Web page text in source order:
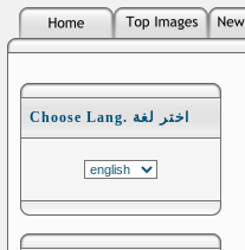
Choose Lang. اختر لغة